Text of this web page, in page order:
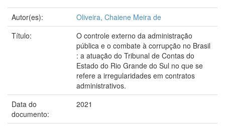
Autor(es):
Oliveira, Chaiene Meira de
Título:
O controle externo da administração
pública e o combate à corrupção no Brasil
: a atuação do Tribunal de Contas do
Estado do Rio Grande do Sul no que se
refere a irregularidades em contratos
administrativos.
Data do
documento:
2021